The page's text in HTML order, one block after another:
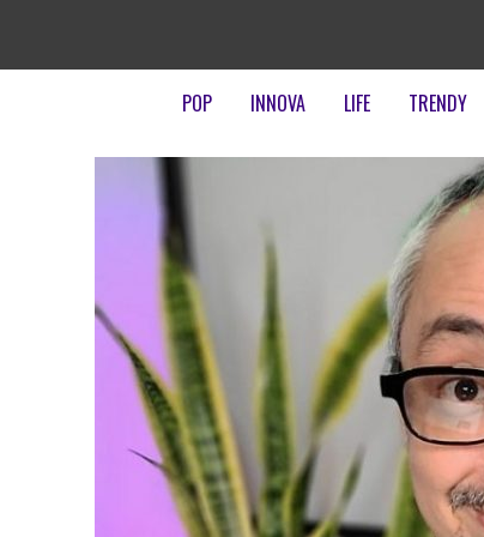
POP INNOVA LIFE TRENDY